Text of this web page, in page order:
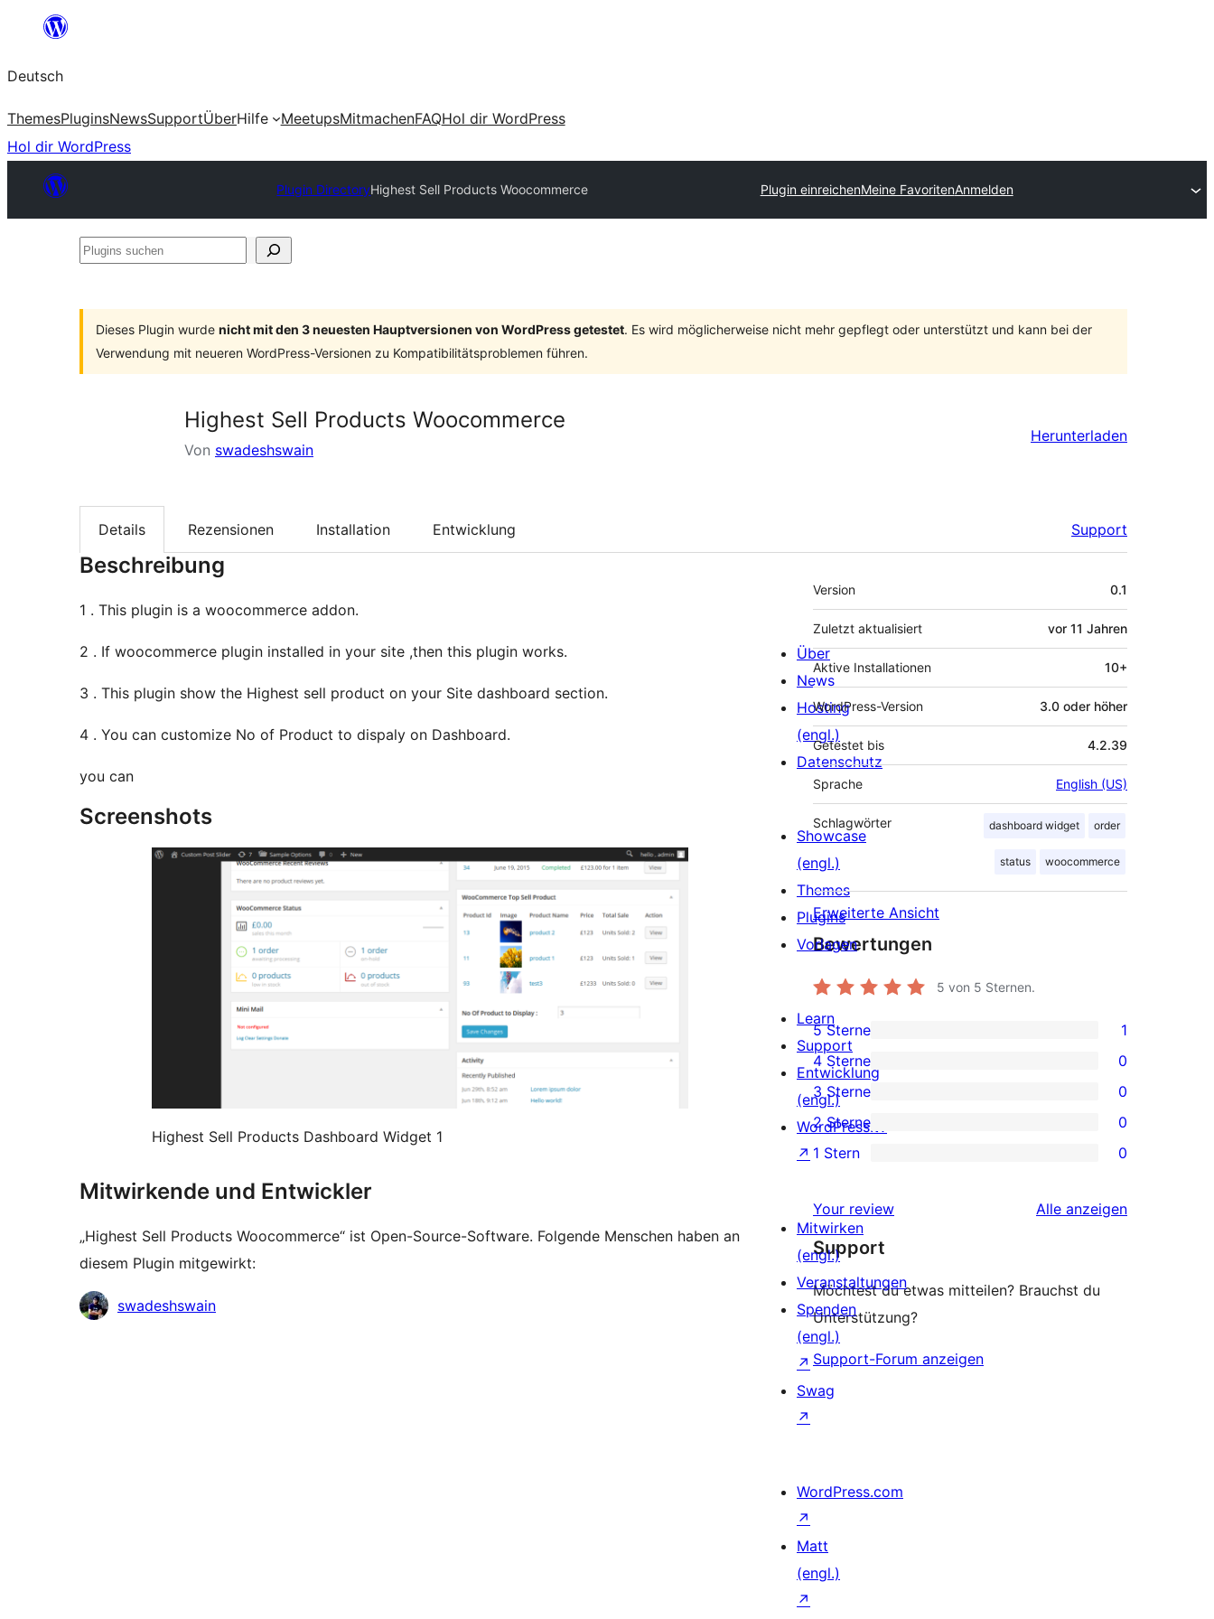
springen
Deutsch
ThemesPluginsNewsSupportÜberHilfe MeetupsMitmachenFAQHol dir WordPress
Hol dir WordPress
Plugin DirectoryHighest Sell Products Woocommerce Plugin einreichenMeine FavoritenAnmelden
Plugins
Dieses Plugin wurde nicht mit den 3 neuesten Hauptversionen von WordPress getestet. Es wird möglicherweise nicht mehr gepflegt oder unterstützt und kann bei der
Verwendung mit neueren WordPress-Versionen zu Kompatibilitätsproblemen führen.
Highest Sell Products Woocommerce
Von swadeshswain
Herunterladen
Details Rezensionen Installation Entwicklung Support
Beschreibung
1 . This plugin is a woocommerce addon.
2 . If woocommerce plugin installed in your site ,then this plugin works.
3 . This plugin show the Highest sell product on your Site dashboard section.
4 . You can customize No of Product to dispaly on Dashboard.
you can
Screenshots
Highest Sell Products Dashboard Widget 1
Mitwirkende und Entwickler
„Highest Sell Products Woocommerce“ ist Open-Source-Software. Folgende Menschen haben an
diesem Plugin mitgewirkt:
Mitwirkende
swadeshswain
Meta
Version 0.1
Zuletzt aktualisiert vor 11 Jahren
Aktive Installationen 10+
WordPress-Version 3.0 oder höher
Getestet bis 4.2.39
Sprache English (US)
Schlagwörter dashboard widget order
status woocommerce
Erweiterte Ansicht
Bewertungen
5 von 5 Sternen.
1 5-
Sterne-
Rezension
5 Sterne 1
0 4-
Sterne-
Rezensionen
4 Sterne 0
0 3-
Sterne-
Rezensionen
3 Sterne 0
0 2-
Sterne-
2 Sterne 0
0 1-
Rezensionen
1 Stern 0
Your review Alle Rezensionen
anzeigen
Support
Möchtest du etwas mitteilen? Brauchst du
Unterstützung?
Support-Forum anzeigen
Über
News
Hosting
(engl.)
Datenschutz
Showcase
(engl.)
Themes
Plugins
Vorlagen
Learn
Support
Entwicklung
(engl.)
WordPress.tv
↗
Mitwirken
(engl.)
Veranstaltungen
Spenden
(engl.)
↗
Swag
↗
WordPress.com
↗
Matt
(engl.)
↗